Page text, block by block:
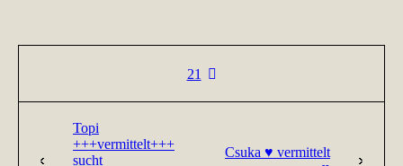
21
Topi
+++vermittelt+++
sucht
Csuka ♥ vermittelt